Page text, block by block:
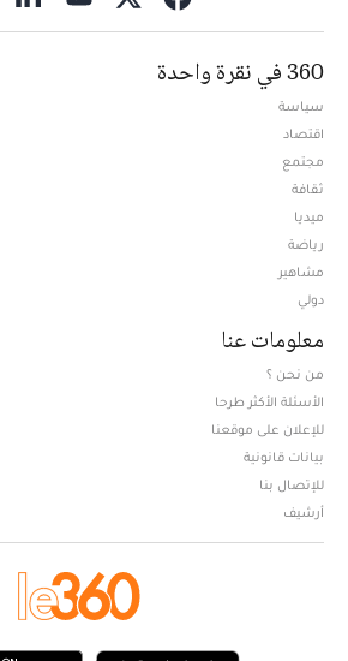
360 في نقرة واحدة
سياسة
اقتصاد
مجتمع
ثقافة
ميديا
رياضة
مشاهير
دولي
معلومات عنا
من نحن ؟
الأسئلة الأكثر طرحا
للإعلان على موقعنا
بيانات قانونية
للإتصال بنا
أرشيف